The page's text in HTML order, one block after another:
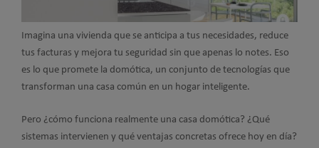
Imagina una vivienda que se anticipa a tus necesidades, reduce
tus facturas y mejora tu seguridad sin que apenas lo notes. Eso
es lo que promete la domótica, un conjunto de tecnologías que
transforman una casa común en un hogar inteligente.
Pero ¿cómo funciona realmente una casa domótica? ¿Qué
sistemas intervienen y qué ventajas concretas ofrece hoy en día?